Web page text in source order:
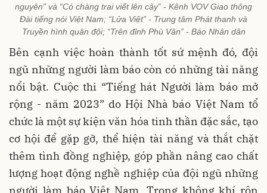
nguyên” và “Có chàng trai viết lên cây” - Kênh VOV Giao thông
Đài tiếng nói Việt Nam; “Lửa Việt” - Trung tâm Phát thanh và
Truyền hình quân đội; “Trên đỉnh Phù Vân” - Báo Nhân dân
Bên cạnh việc hoàn thành tốt sứ mệnh đó, đội
ngũ những người làm báo còn có những tài năng
nổi bật. Cuộc thi “Tiếng hát Người làm báo mở
rộng - năm 2023” do Hội Nhà báo Việt Nam tổ
chức là một sự kiện văn hóa tinh thần đặc sắc, tạo
cơ hội để gặp gỡ, thể hiện tài năng và thắt chặt
thêm tình đồng nghiệp, góp phần nâng cao chất
lượng hoạt động nghề nghiệp của đội ngũ những